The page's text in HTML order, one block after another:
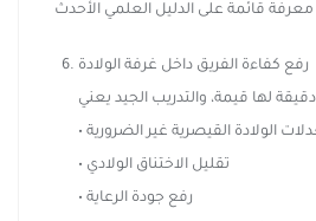
رفع كفاءة الفريق داخل غرفة الولادة
الولادة القيصرية غير الضرورية
• تقليل الاختناق الولادي
• رفع جودة الرعاية